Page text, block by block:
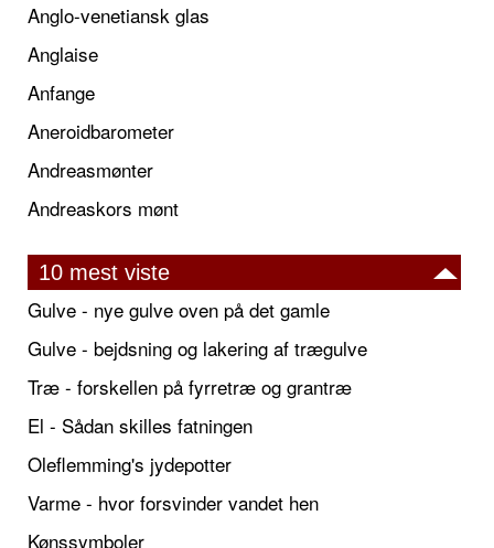
Anglo-venetiansk glas
Anglaise
Anfange
Aneroidbarometer
Andreasmønter
Andreaskors mønt
10 mest viste
Gulve - nye gulve oven på det gamle
Gulve - bejdsning og lakering af trægulve
Træ - forskellen på fyrretræ og grantræ
El - Sådan skilles fatningen
Oleflemming's jydepotter
Varme - hvor forsvinder vandet hen
Kønssymboler